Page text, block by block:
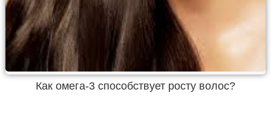
Как омега-3 способствует росту волос?